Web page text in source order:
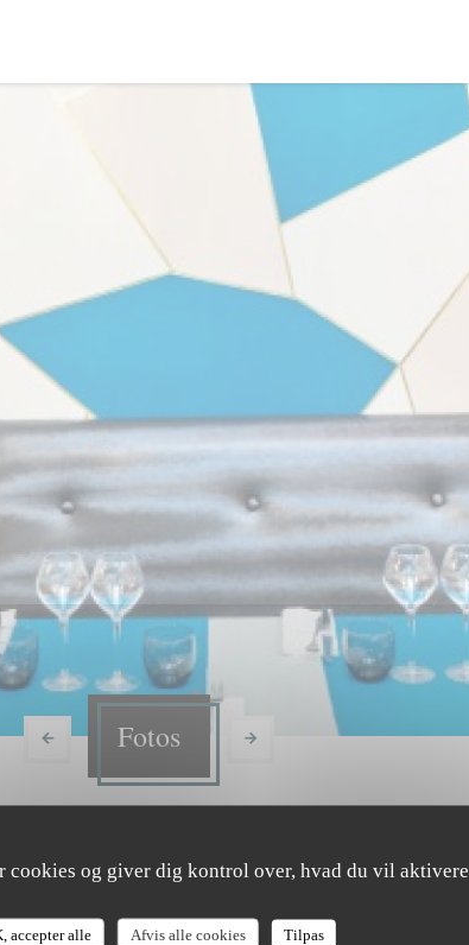
cookies og giver dig kontrol over, hvad du vil aktivere
accepter alle Afvis alle cookies
Tilpas
Fotos